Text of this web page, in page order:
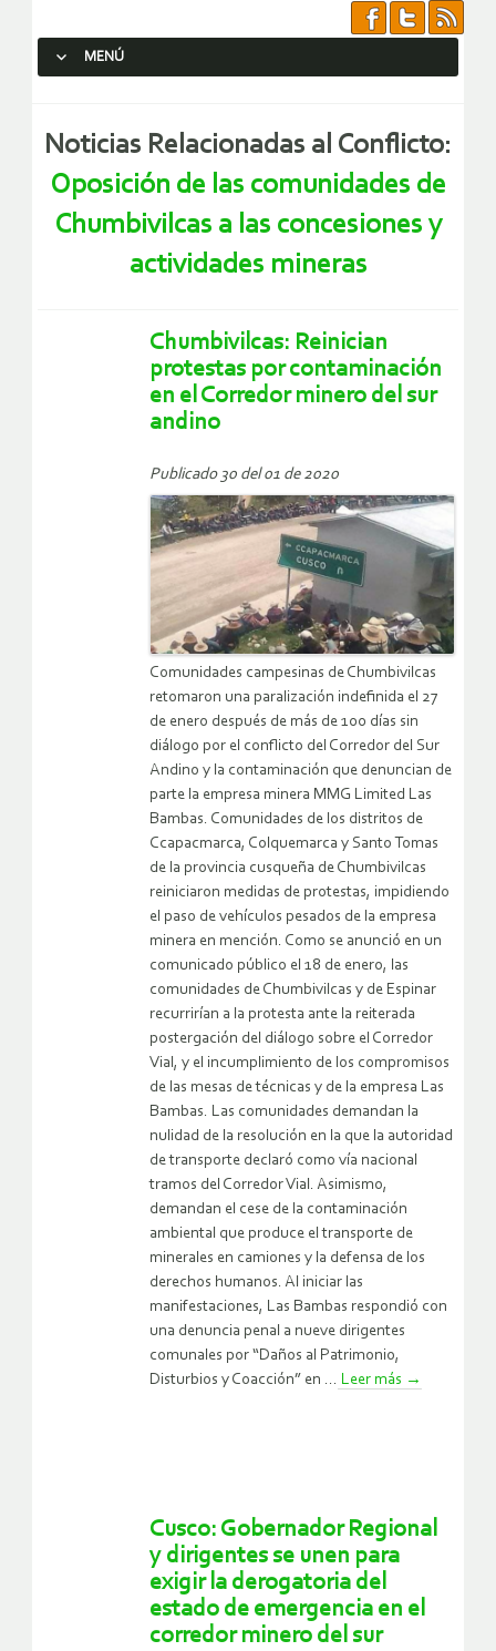
MENÚ
Noticias Relacionadas al Conflicto:
Oposición de las comunidades de
Chumbivilcas a las concesiones y
actividades mineras
Chumbivilcas: Reinician
protestas por contaminación
en el Corredor minero del sur
andino
Publicado 30 del 01 de 2020
Comunidades campesinas de Chumbivilcas
retomaron una paralización indefinida el 27
de enero después de más de 100 días sin
diálogo por el conflicto del Corredor del Sur
Andino y la contaminación que denuncian de
parte la empresa minera MMG Limited Las
Bambas. Comunidades de los distritos de
Ccapacmarca, Colquemarca y Santo Tomas
de la provincia cusqueña de Chumbivilcas
reiniciaron medidas de protestas, impidiendo
el paso de vehículos pesados de la empresa
minera en mención. Como se anunció en un
comunicado público el 18 de enero, las
comunidades de Chumbivilcas y de Espinar
recurrirían a la protesta ante la reiterada
postergación del diálogo sobre el Corredor
Vial, y el incumplimiento de los compromisos
de las mesas de técnicas y de la empresa Las
Bambas. Las comunidades demandan la
nulidad de la resolución en la que la autoridad
de transporte declaró como vía nacional
tramos del Corredor Vial. Asimismo,
demandan el cese de la contaminación
ambiental que produce el transporte de
minerales en camiones y la defensa de los
derechos humanos. Al iniciar las
manifestaciones, Las Bambas respondió con
una denuncia penal a nueve dirigentes
comunales por “Daños al Patrimonio,
Disturbios y Coacción” en ... Leer más →
Cusco: Gobernador Regional
y dirigentes se unen para
exigir la derogatoria del
estado de emergencia en el
corredor minero del sur